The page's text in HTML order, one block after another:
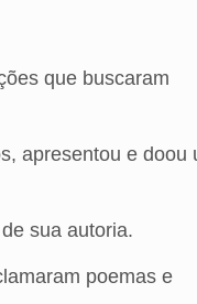
que buscaram
apresentou e doou
sua autoria.
poemas e